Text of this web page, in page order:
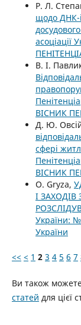
Р. Л.
щодо ДНК-
асоціації
В. І.
ВІСНИК
Д. Ю.
сфері
ВІСНИК
O. Gryza,
І
України: №
України
<< < 1 2 3 4 5 6 7
Ви також
статей для цієї